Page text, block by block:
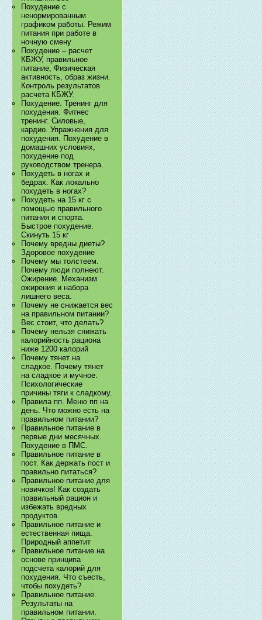
Похудение с
ненормированным
графиком работы. Режим
питания при работе в
ночную смену
Похудение – расчет
КБЖУ, правильное
питание, Физическая
активность, образ жизни.
Контроль результатов
расчета КБЖУ.
Похудение. Тренинг для
похудения. Фитнес
тренинг. Силовые,
кардио. Упражнения для
похудения. Похудение в
домашних условиях,
похудение под
руководством тренера.
Похудеть в ногах и
бедрах. Как локально
похудеть в ногах?
Похудеть на 15 кг с
помощью правильного
питания и спорта.
Быстрое похудение.
Скинуть 15 кг
Почему вредны диеты?
Здоровое похудение
Почему мы толстеем.
Почему люди полнеют.
Ожирение. Механизм
ожирения и набора
лишнего веса.
Почему не снижается вес
на правильном питании?
Вес стоит, что делать?
Почему нельзя снижать
калорийность рациона
ниже 1200 калорий
Почему тянет на
сладкое. Почему тянет
на сладкое и мучное.
Психологические
причины тяги к сладкому.
Правила пп. Меню пп на
день. Что можно есть на
правильном питании?
Правильное питание в
первые дни месячных.
Похудение в ПМС.
Правильное питание в
пост. Как держать пост и
правильно питаться?
Правильное питание для
новичков! Как создать
правильный рацион и
избежать вредных
продуктов.
Правильное питание и
естественная пища.
Природный аппетит
Правильное питание на
основе принципа
подсчета калорий для
похудения. Что съесть,
чтобы похудеть?
Правильное питание.
Результаты на
правильном питании.